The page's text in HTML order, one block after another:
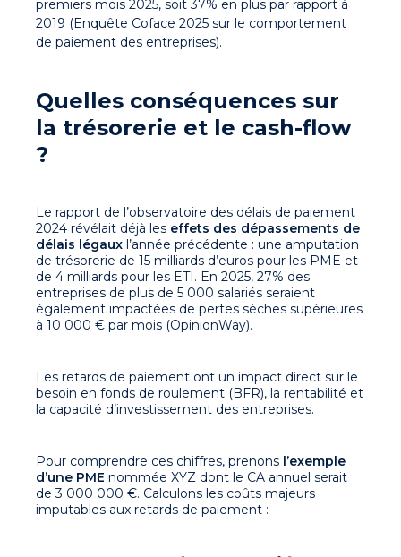
premiers mois 2025, soit 37% en plus par rapport à
2019 (Enquête Coface 2025 sur le comportement
de paiement des entreprises).
Quelles conséquences sur
la trésorerie et le cash-flow
?
Le rapport de l’observatoire des délais de paiement
2024 révélait déjà les effets des dépassements de
délais légaux l’année précédente : une amputation
de trésorerie de 15 milliards d’euros pour les PME et
de 4 milliards pour les ETI. En 2025, 27% des
entreprises de plus de 5 000 salariés seraient
également impactées de pertes sèches supérieures
à 10 000 € par mois (OpinionWay).
Les retards de paiement ont un impact direct sur le
besoin en fonds de roulement (BFR), la rentabilité et
la capacité d’investissement des entreprises.
Pour comprendre ces chiffres, prenons l’exemple
d’une PME nommée XYZ dont le CA annuel serait
de 3 000 000 €. Calculons les coûts majeurs
imputables aux retards de paiement :